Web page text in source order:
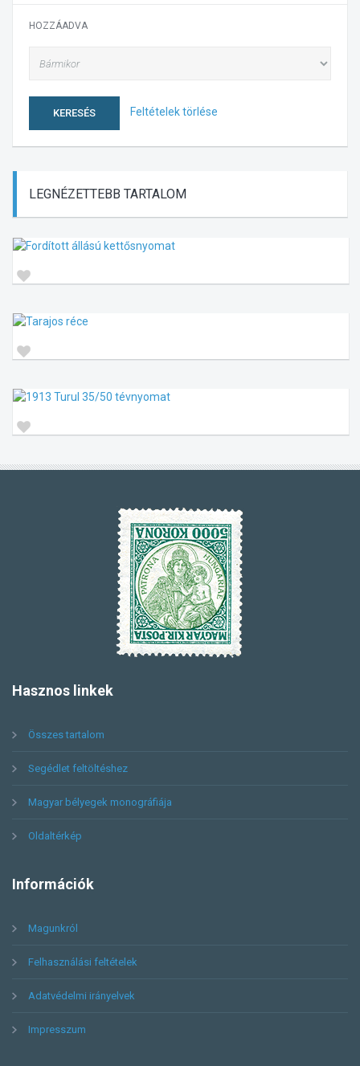
HOZZÁADVA
KERESÉS Feltételek törlése
LEGNÉZETTEBB TARTALOM
Hasznos linkek
Összes tartalom
Segédlet feltöltéshez
Magyar bélyegek monográfiája
Oldaltérkép
Információk
Magunkról
Felhasználási feltételek
Adatvédelmi irányelvek
Impresszum